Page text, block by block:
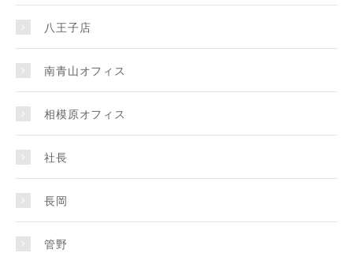
八王子店
南青山オフィス
相模原オフィス
社長
長岡
管野